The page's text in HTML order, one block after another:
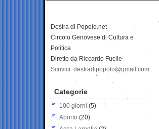
Destra di Popolo.net
Circolo Genovese di Cultura e
Politica
Diretto da Riccardo Fucile
Scrivici: destradipopolo@gmail.com
Categorie
100 giorni (5)
Aborto (20)